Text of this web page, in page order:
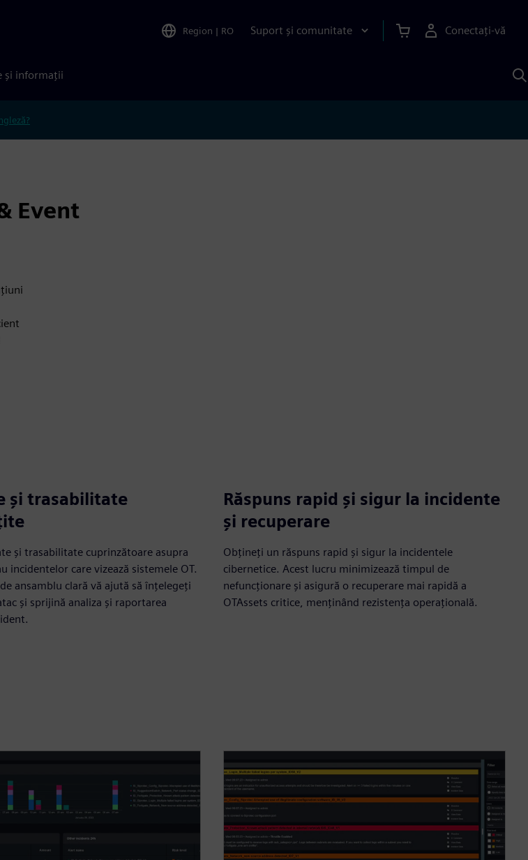
Region | RO Suport și comunitate Conectați-vă
și informații
Event
și trasabilitate
și trasabilitate cuprinzătoare asupra
incidentelor care vizează sistemele OT.
ansamblu clară vă ajută să înțelegeți
și sprijină analiza și raportarea
Răspuns rapid și sigur la incidente
și recuperare
Obțineți un răspuns rapid și sigur la incidentele
cibernetice. Acest lucru minimizează timpul de
nefuncționare și asigură o recuperare mai rapidă a
OTAssets critice, menținând rezistența operațională.